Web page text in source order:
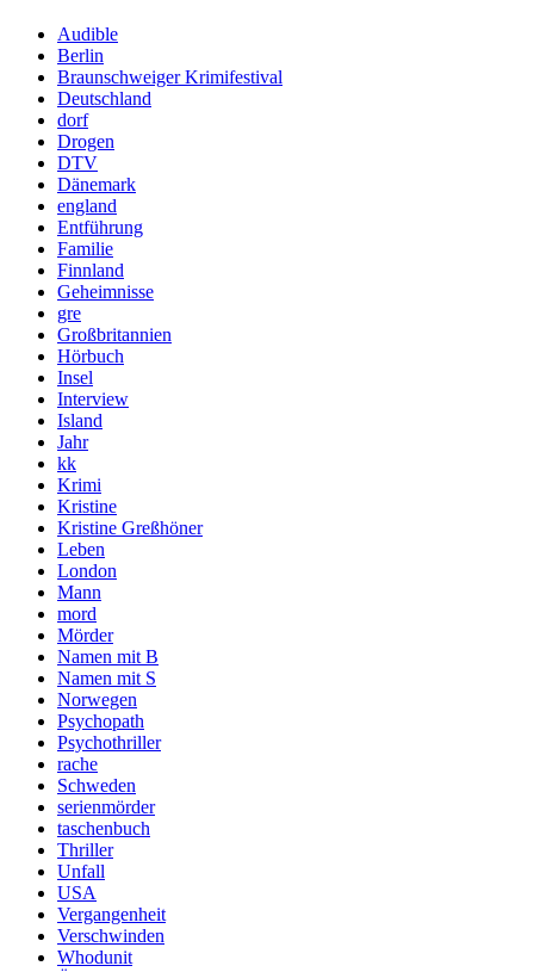
Audible
Berlin
Braunschweiger Krimifestival
Deutschland
dorf
Drogen
DTV
Dänemark
england
Entführung
Familie
Finnland
Geheimnisse
gre
Großbritannien
Hörbuch
Insel
Interview
Island
Jahr
kk
Krimi
Kristine
Kristine Greßhöner
Leben
London
Mann
mord
Mörder
Namen mit B
Namen mit S
Norwegen
Psychopath
Psychothriller
rache
Schweden
serienmörder
taschenbuch
Thriller
Unfall
USA
Vergangenheit
Verschwinden
Whodunit